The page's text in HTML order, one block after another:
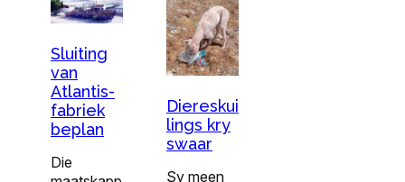
Sluiting
van
Atlantis-
fabriek
beplan
Die
Diereskui
lings kry
swaar
Sy meen